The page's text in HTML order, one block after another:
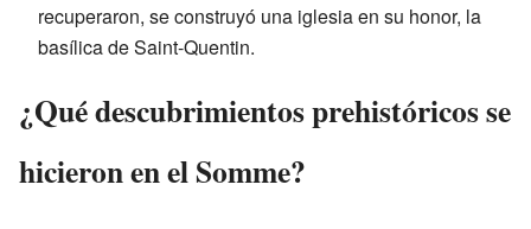
recuperaron, se construyó una iglesia en su honor, la
basílica de Saint-Quentin.
¿Qué descubrimientos prehistóricos se
hicieron en el Somme?